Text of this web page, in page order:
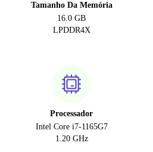
Tamanho Da Memória
16.0 GB
LPDDR4X
Processador
Intel Core i7-1165G7
1.20 GHz